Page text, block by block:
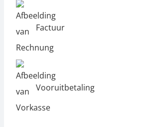
Factuur
Vooruitbetaling